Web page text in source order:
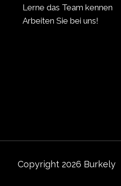
Lerne das Team kennen
Arbeiten Sie bei uns!
Copyright 2026 Burkely